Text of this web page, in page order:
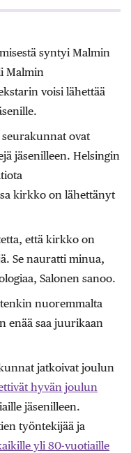
syntyi Malmin
Malmin
voisi lähettää
ovat
jäsenilleen. Helsingin
kirkko on lähettänyt
että kirkko on
Se nauratti minua,
Salonen sanoo.
nuoremmalta
enää saa juurikaan
jatkoivat joulun
hyvän joulun
jäsenilleen.
työntekijää ja
yli 80-vuotiaille